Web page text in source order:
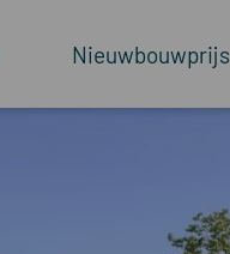
Nieuwbouwprijs